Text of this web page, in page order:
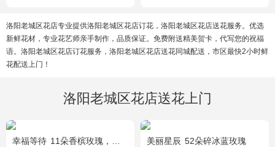
洛阳老城区花店专业提供洛阳老城区花店订花，洛阳老城区花店送花服务。优选
新鲜花材，专业花艺师亲手制作，品质保证。免费附送精美贺卡，代写您的祝福
语。洛阳老城区花店订花服务，洛阳老城区花店送花同城配送，市区最快2小时鲜
花配送上门！
洛阳老城区花店送花上门
幸福等待 11朵香槟玫瑰，桔梗、满天星、绿叶搭配 美丽星辰 52朵碎冰蓝玫瑰